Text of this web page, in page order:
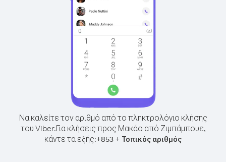
Να καλείτε τον αριθμό από το πληκτρολόγιο κλήσης
του Viber.Για κλήσεις προς Μακάο από Ζιμπάμπουε,
κάντε τα εξής:+853 + Τοπικός αριθμός